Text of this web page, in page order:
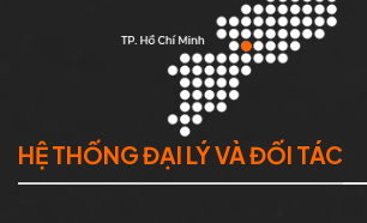
HỆ THỐNG ĐẠI LÝ VÀ ĐỐI TÁC